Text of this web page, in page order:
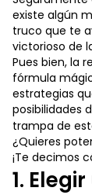
existe algún
truco que te
victorioso de
Pues bien, la
fórmula
estrategias
posibilidades
trampa de
¿Quieres
¡Te decimos
1.